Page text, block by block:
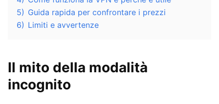
5) Guida rapida per confrontare i prezzi
6) Limiti e avvertenze
Il mito della modalità
incognito